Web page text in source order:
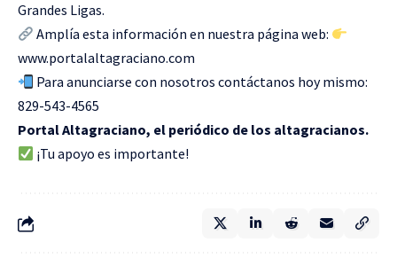
Grandes Ligas.
Amplía esta información en nuestra página web:
www.portalaltagraciano.com
Para anunciarse con nosotros contáctanos hoy mismo:
829-543-4565
Portal Altagraciano, el periódico de los altagracianos.
¡Tu apoyo es importante!